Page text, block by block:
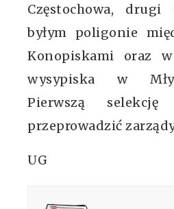
Częstochowa,
byłym poligonie
Konopiskami oraz
wysypiska w
Pierwszą
przeprowadzić
UG